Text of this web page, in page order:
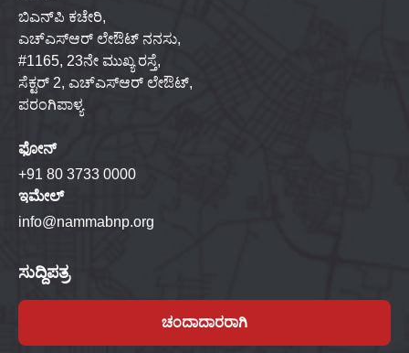
ಬಿಎನ್‌ಪಿ ಕಚೇರಿ,
ಎಚ್‌ಎಸ್‌ಆರ್ ಲೇಔಟ್ ನನಸು,
#1165, 23ನೇ ಮುಖ್ಯ ರಸ್ತೆ,
ಸೆಕ್ಟರ್ 2, ಎಚ್‌ಎಸ್‌ಆರ್ ಲೇಔಟ್,
ಪರಂಗಿಪಾಳ್ಯ
ಫೋನ್
+91 80 3733 0000
ಇಮೇಲ್
info@nammabnp.org
ಸುದ್ದಿಪತ್ರ
ಚಂದಾದಾರರಾಗಿ